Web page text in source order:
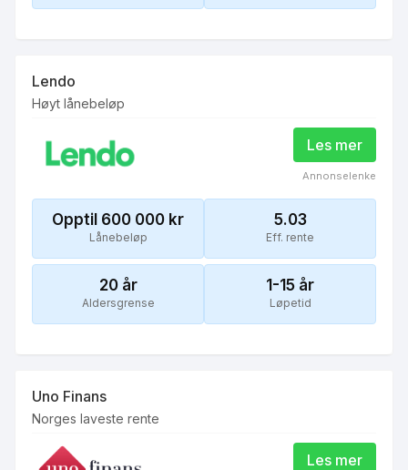
Lendo
Høyt lånebeløp
Les mer
Annonselenke
Opptil 600 000 kr
Lånebeløp
5.03
Eff. rente
20år
Aldersgrense
1-15 år
Løpetid
Uno Finans
Norges laveste rente
Les mer